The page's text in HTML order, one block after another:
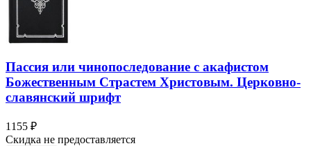
Пассия или чинопоследование с акафистом
Божественным Страстем Христовым. Церковно-
славянский шрифт
1155 ₽
Скидка не предоставляется